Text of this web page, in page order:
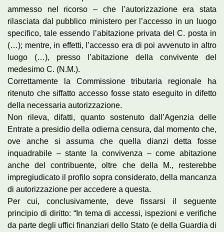
ammesso nel ricorso – che l’autorizzazione era stata
rilasciata dal pubblico ministero per l’accesso in un luogo
specifico, tale essendo l’abitazione privata del C. posta in
(…); mentre, in effetti, l’accesso era di poi avvenuto in altro
luogo (…), presso l’abitazione della convivente del
medesimo C. (N.M.).
Correttamente la Commissione tributaria regionale ha
ritenuto che siffatto accesso fosse stato eseguito in difetto
della necessaria autorizzazione.
Non rileva, difatti, quanto sostenuto dall’Agenzia delle
Entrate a presidio della odierna censura, dal momento che,
ove anche si assuma che quella dianzi detta fosse
inquadrabile – stante la convivenza – come abitazione
anche del contribuente, oltre che della M., resterebbe
impregiudicato il profilo sopra considerato, della mancanza
di autorizzazione per accedere a questa.
Per cui, conclusivamente, deve fissarsi il seguente
principio di diritto: “In tema di accessi, ispezioni e verifiche
da parte degli uffici finanziari dello Stato (e della Guardia di